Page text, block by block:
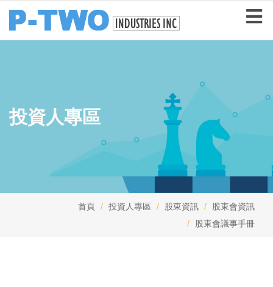
投資人專區
首頁 投資人專區 股東資訊
股東會資訊
股東會議事手冊